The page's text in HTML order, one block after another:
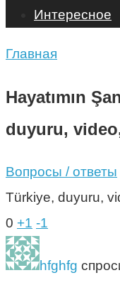
Интересное
Главная
Hayatımın
duyuru,
Вопросы / ответы
Türkiye, duyuru,
0 +1 -1
hfghfg